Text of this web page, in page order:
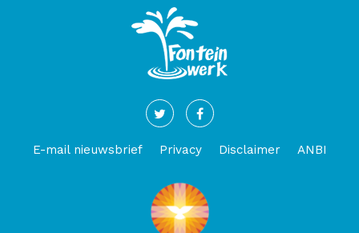
E-mail nieuwsbrief Privacy Disclaimer ANBI